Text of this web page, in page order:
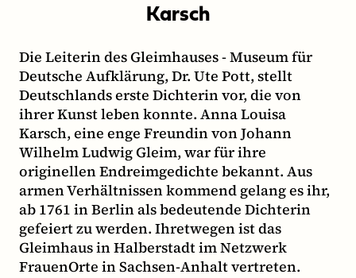
Karsch
Die Leiterin des Gleimhauses - Museum für
Deutsche Aufklärung, Dr. Ute Pott, stellt
Deutschlands erste Dichterin vor, die von
ihrer Kunst leben konnte. Anna Louisa
Karsch, eine enge Freundin von Johann
Wilhelm Ludwig Gleim, war für ihre
originellen Endreimgedichte bekannt. Aus
armen Verhältnissen kommend gelang es ihr,
ab 1761 in Berlin als bedeutende Dichterin
gefeiert zu werden. Ihretwegen ist das
Gleimhaus in Halberstadt im Netzwerk
FrauenOrte in Sachsen-Anhalt vertreten.